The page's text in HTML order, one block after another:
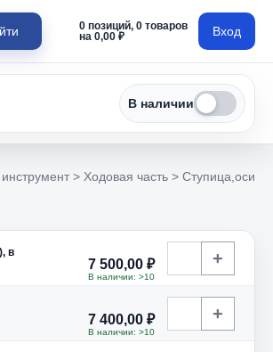
0 позиций, 0 товаров
на 0,00 ₽
Вход
В наличии
> Ходовая часть > Ступица,оси
в
7 500,00 ₽
В наличии: >10
+
7 400,00 ₽
В наличии: >10
+